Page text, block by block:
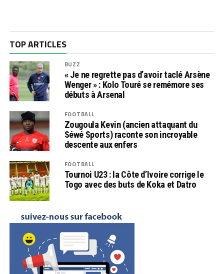
TOP ARTICLES
BUZZ
« Je ne regrette pas d’avoir taclé Arsène
Wenger » : Kolo Touré se remémore ses
débuts à Arsenal
FOOTBALL
Zougoula Kevin (ancien attaquant du
Séwé Sports) raconte son incroyable
descente aux enfers
FOOTBALL
Tournoi U23 : la Côte d’Ivoire corrige le
Togo avec des buts de Koka et Datro